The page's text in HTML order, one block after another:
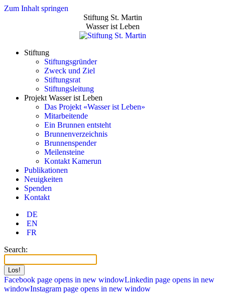
Zum Inhalt springen
Stiftung St. Martin
Wasser ist Leben
Stiftung
Stiftungsgründer
Zweck und Ziel
Stiftungsrat
Stiftungsleitung
Projekt Wasser ist Leben
Das Projekt «Wasser ist Leben»
Mitarbeitende
Ein Brunnen entsteht
Brunnenverzeichnis
Brunnenspender
Meilensteine
Kontakt Kamerun
Publikationen
Neuigkeiten
Spenden
Kontakt
DE
EN
FR
Search:
Facebook page opens in new windowLinkedin page opens in new
windowInstagram page opens in new window